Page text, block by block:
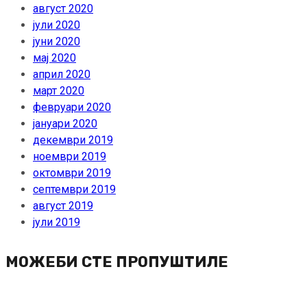
август 2020
јули 2020
јуни 2020
мај 2020
април 2020
март 2020
февруари 2020
јануари 2020
декември 2019
ноември 2019
октомври 2019
септември 2019
август 2019
јули 2019
МОЖЕБИ СТЕ ПРОПУШТИЛЕ